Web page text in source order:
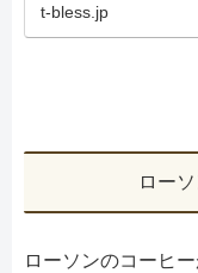
t-bless.jp
ロー
ローソンのコーヒ